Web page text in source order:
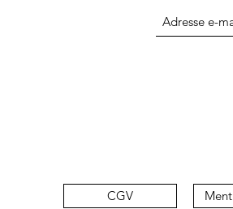
CGV